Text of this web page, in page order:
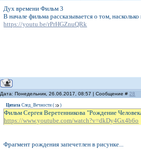
Дух времени Фильм 3
В начале фильма рассказывается о том,
https://youtu.be/rPrHGZnuQRk
Дата: Понедельник, 26.06.2017, 08:57 | Сообщение # 28
Цитата След_Вечности ( )
Фильм Сергея Веретенникова "Рождение
https://www.youtube.com/watch?v=dkDy4Gx4b6o
Фрагмент рождения запечетлен в рисунке...